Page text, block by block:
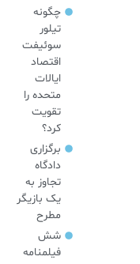
چگونه
تیلور
سوئیفت
اقتصاد
ایالات
متحده را
تقویت
کرد؟
برگزاری
دادگاه
تجاوز به
یک بازیگر
مطرح
شش
فیلمنامه